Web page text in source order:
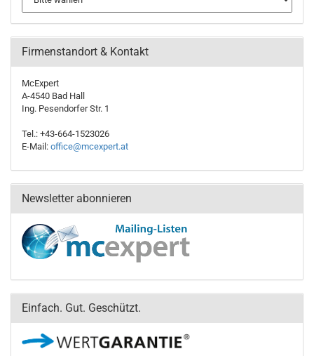
Firmenstandort & Kontakt
McExpert
A-4540 Bad Hall
Ing. Pesendorfer Str. 1
Tel.: +43-664-1523026
E-Mail: office@mcexpert.at
Newsletter abonnieren
Einfach. Gut. Geschützt.